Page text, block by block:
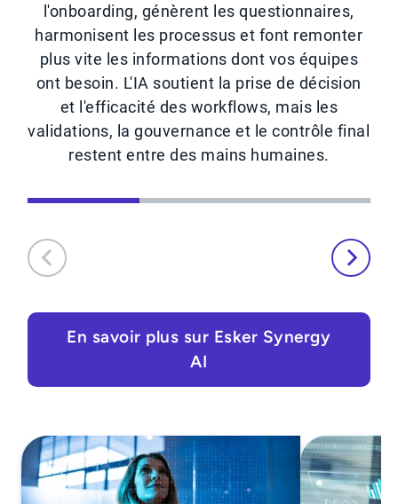
l'onboarding, génèrent les questionnaires,
harmonisent les processus et font remonter
plus vite les informations dont vos équipes
ont besoin. L'IA soutient la prise de décision
et l'efficacité des workflows, mais les
validations, la gouvernance et le contrôle final
restent entre des mains humaines.
En savoir plus sur Esker Synergy
AI